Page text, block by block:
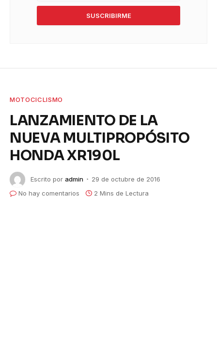
SUSCRIBIRME
MOTOCICLISMO
LANZAMIENTO DE LA
NUEVA MULTIPROPÓSITO
HONDA XR190L
Escrito por admin
29 de octubre de 2016
No hay comentarios
2 Mins de Lectura